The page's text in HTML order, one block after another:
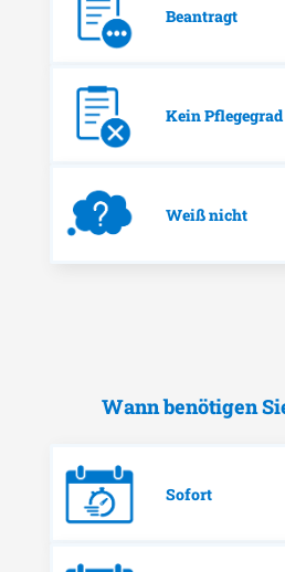
Beantragt
Kein Pflegegrad
Weiß nicht
Wann benötigen
Sofort